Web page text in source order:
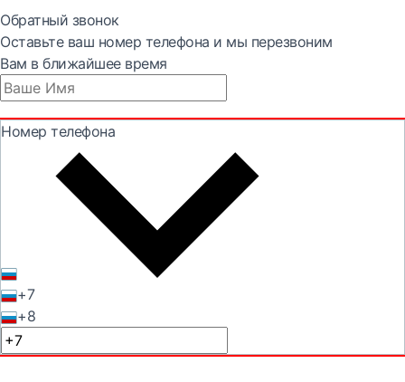
Обратный звонок
Оставьте ваш номер телефона и мы перезвоним
Вам в ближайшее время
Номер телефона
+7
+8